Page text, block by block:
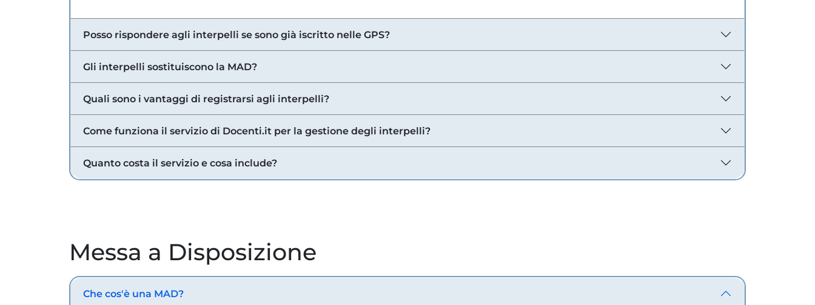
Posso rispondere agli interpelli se sono già iscritto nelle GPS?
Gli interpelli sostituiscono la MAD?
Quali sono i vantaggi di registrarsi agli interpelli?
Come funziona il servizio di Docenti.it per la gestione degli interpelli?
Quanto costa il servizio e cosa include?
Messa a Disposizione
Che cos'è una MAD?